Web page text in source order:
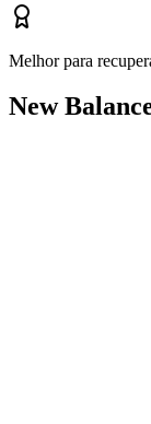
Melhor para
New